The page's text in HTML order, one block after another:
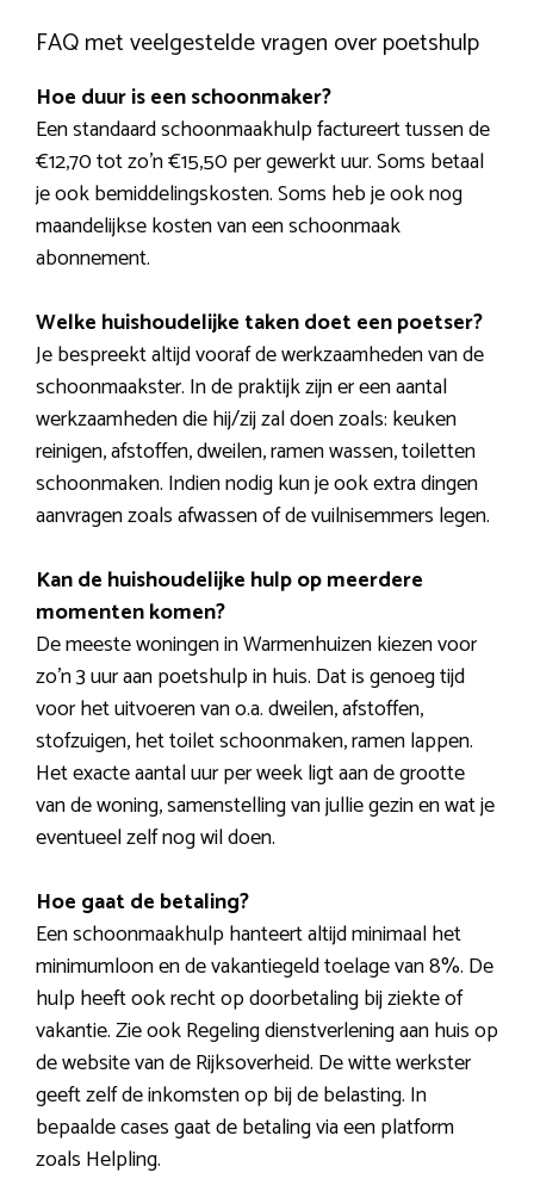
FAQ met veelgestelde vragen over poetshulp
Hoe duur is een schoonmaker?
Een standaard schoonmaakhulp factureert tussen de
€12,70 tot zo’n €15,50 per gewerkt uur. Soms betaal
je ook bemiddelingskosten. Soms heb je ook nog
maandelijkse kosten van een schoonmaak
abonnement.
Welke huishoudelijke taken doet een poetser?
Je bespreekt altijd vooraf de werkzaamheden van de
schoonmaakster. In de praktijk zijn er een aantal
werkzaamheden die hij/zij zal doen zoals: keuken
reinigen, afstoffen, dweilen, ramen wassen, toiletten
schoonmaken. Indien nodig kun je ook extra dingen
aanvragen zoals afwassen of de vuilnisemmers legen.
Kan de huishoudelijke hulp op meerdere
momenten komen?
De meeste woningen in Warmenhuizen kiezen voor
zo’n 3 uur aan poetshulp in huis. Dat is genoeg tijd
voor het uitvoeren van o.a. dweilen, afstoffen,
stofzuigen, het toilet schoonmaken, ramen lappen.
Het exacte aantal uur per week ligt aan de grootte
van de woning, samenstelling van jullie gezin en wat je
eventueel zelf nog wil doen.
Hoe gaat de betaling?
Een schoonmaakhulp hanteert altijd minimaal het
minimumloon en de vakantiegeld toelage van 8%. De
hulp heeft ook recht op doorbetaling bij ziekte of
vakantie. Zie ook Regeling dienstverlening aan huis op
de website van de Rijksoverheid. De witte werkster
geeft zelf de inkomsten op bij de belasting. In
bepaalde cases gaat de betaling via een platform
zoals Helpling.